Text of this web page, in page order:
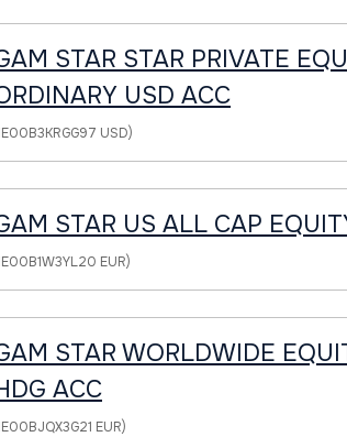
STAR STAR PRIVATE
USD ACC
USD)
STAR US ALL CAP
EUR)
STAR WORLDWIDE
ACC
EUR)